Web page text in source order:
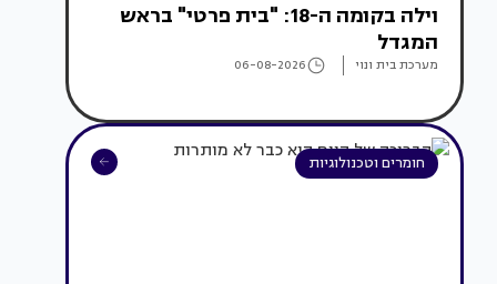
וילה בקומה ה-18: "בית פרטי" בראש
המגדל
מערכת בית ונוי 06-08-2026
חומרים וטכנולוגיות